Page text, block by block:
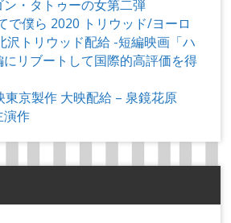
・タトゥーの女第二弾
で僕ら 2020 トリウッド/ヨーロ
沢トリウッド配給 -短編映画「ハ
リブートして国際的高評価を得
東京製作 大映配給 – 泉鏡花原
演作